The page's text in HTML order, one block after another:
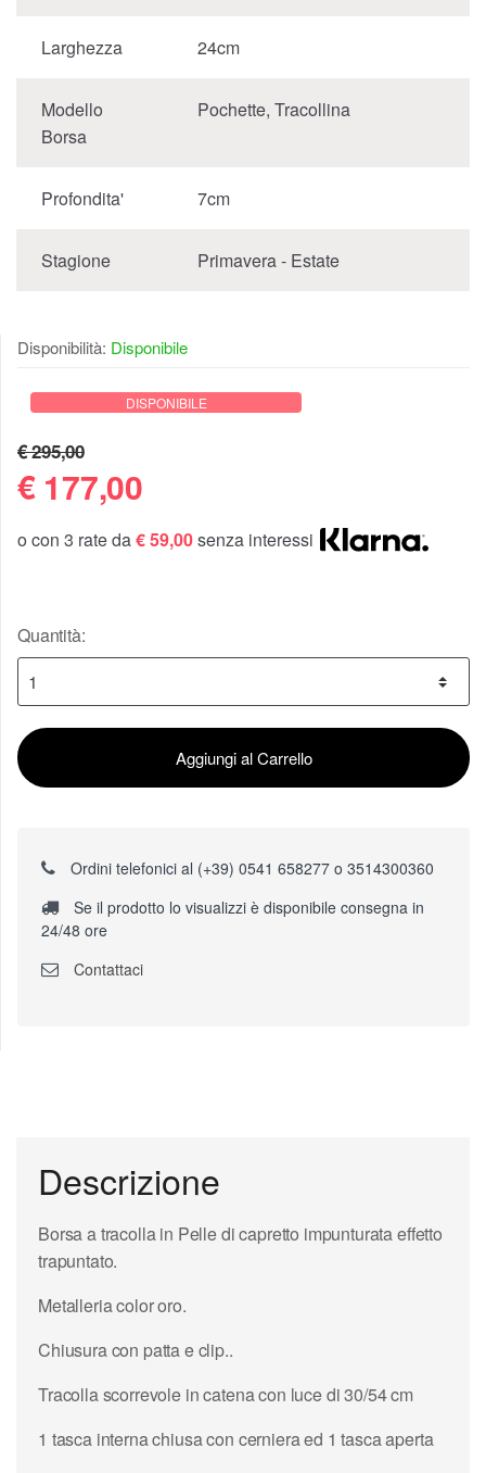
Larghezza 24cm
Modello
Borsa
Pochette, Tracollina
Profondita' 7cm
Stagione Primavera - Estate
Disponibilità: Disponibile
DISPONIBILE
€ 295,00
€ 177,00
o con 3 rate da€ 59,00senza interessi
Quantità:
Aggiungi al Carrello
Ordini telefonici al (+39) 0541 658277 o 3514300360
Se il prodotto lo visualizzi è disponibile consegna in
24/48 ore
Contattaci
Descrizione
Borsa a tracolla in Pelle di capretto impunturata effetto
trapuntato.
Metalleria color oro.
Chiusura con patta e clip..
Tracolla scorrevole in catena con luce di 30/54 cm
1 tasca interna chiusa con cerniera ed 1 tasca aperta